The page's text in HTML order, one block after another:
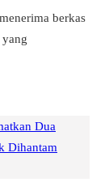
berkas
yang
Dua
Dihantam